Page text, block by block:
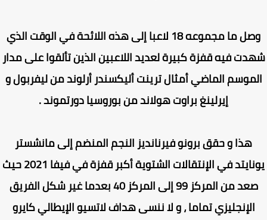
وصل ما مجموعه 18 لاعبا إلى هذه اللائحة في الوقت الذي
فيه قفزة كبيرة لعديد اللاعبين الذين تألقوا على مدار
الماضي أمثال ترينت أليكسندر أرلوند من ليفربول و
إيرلينغ براوت هولاند من بوروسيا دورتموند .
هذا و حقق برونو فيرنانديز النجم المنضم إلى مانشستر
يونايتد في الإنتقالات الشتوية أكبر قفزة في فيفا 2021 حيث
صعد من المركز 99 إلى المركز 40 بعدما غير شكل الفريق
الإنجليزي تماما ، و لا ننسى هداف لاتسيو الإيطالي كايرو